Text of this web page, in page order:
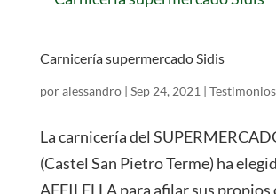
Carnicería supermercado Sidis
poralessandro| Sep 24, 2021 | Testimonios
La carnicería del
(Castel San Pietro Terme) ha
AFFILELLA para afilar sus propios